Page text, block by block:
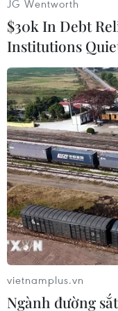
#Sir Alex Ferguson
#Manchester United
JG Wentworth
$30k In Debt
Institutions
vietnamplus.vn
Ngành đường